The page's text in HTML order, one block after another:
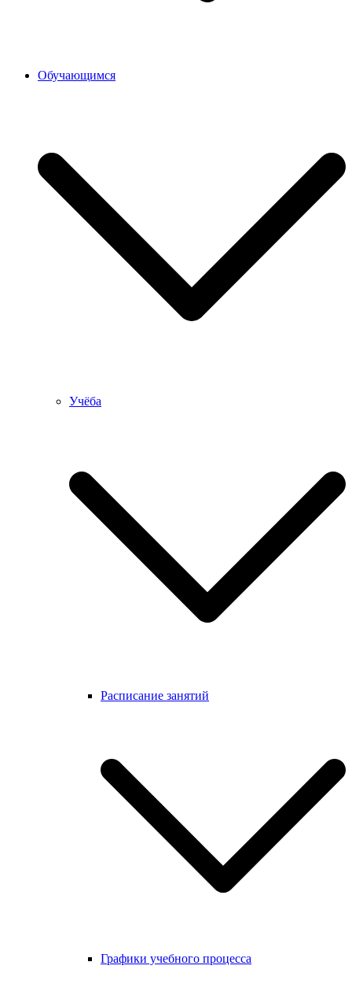
Обучающимся
Учёба
Расписание занятий
Графики учебного процесса